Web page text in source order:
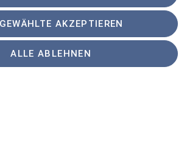
AKZEPTIEREN
ALLE ABLEHNEN